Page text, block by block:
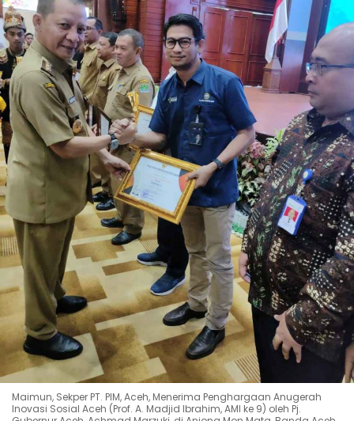
Maimun, Sekper PT. PIM, Aceh, Menerima Penghargaan Anugerah
Inovasi Sosial Aceh (Prof. A. Madjid Ibrahim, AMI ke 9) oleh Pj.